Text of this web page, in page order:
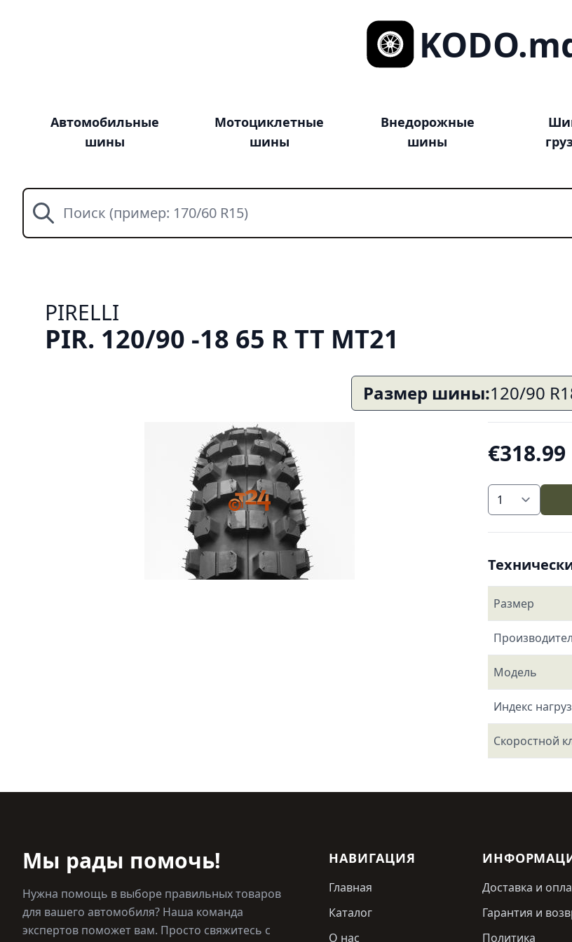
Автомобильные
шины
Мотоциклетные
шины
Внедорожные
шины
Поиск
PIRELLI
PIR. 120/90 -18 65 R TT MT21
Размер шины:120/90
€318.99
Размер
Модель
Индекс
Скоростной
Мы рады помочь!
Нужна помощь в выборе правильных товаров
для вашего автомобиля? Наша команда
экспертов поможет вам. Просто свяжитесь с
НАВИГАЦИЯ
Главная
Каталог
О нас
Доставка и
Гарантия и
Политика